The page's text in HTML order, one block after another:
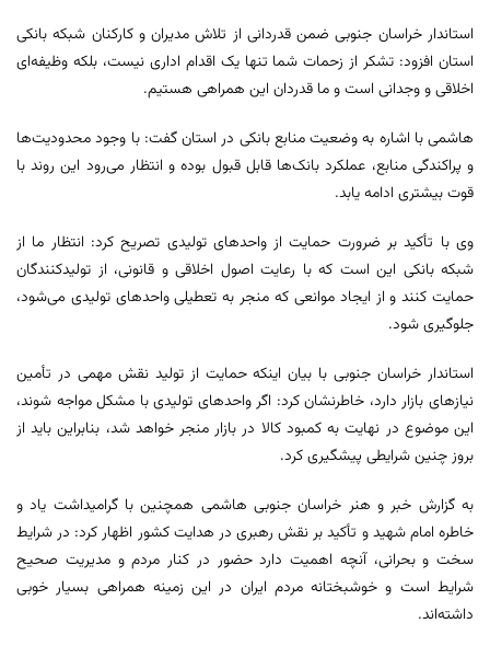
استاندار خراسان جنوبی ضمن قدردانی از تلاش مدیران و کارکنان شبکه بانکی
استان افزود: تشکر از زحمات شما تنها یک اقدام اداری نیست، بلکه وظیفه‌ای
اخلاقی و وجدانی است و ما قدردان این همراهی هستیم.
هاشمی با اشاره به وضعیت منابع بانکی در استان گفت: با وجود محدودیت‌ها
و پراکندگی منابع، عملکرد بانک‌ها قابل قبول بوده و انتظار می‌رود این روند با
قوت بیشتری ادامه یابد.
وی با تأکید بر ضرورت حمایت از واحدهای تولیدی تصریح کرد: انتظار ما از
شبکه بانکی این است که با رعایت اصول اخلاقی و قانونی، از تولیدکنندگان
حمایت کنند و از ایجاد موانعی که منجر به تعطیلی واحدهای تولیدی می‌شود،
جلوگیری شود.
استاندار خراسان جنوبی با بیان اینکه حمایت از تولید نقش مهمی در تأمین
نیازهای بازار دارد، خاطرنشان کرد: اگر واحدهای تولیدی با مشکل مواجه شوند،
این موضوع در نهایت به کمبود کالا در بازار منجر خواهد شد، بنابراین باید از
بروز چنین شرایطی پیشگیری کرد.
به گزارش خبر و هنر خراسان جنوبی هاشمی همچنین با گرامیداشت یاد و
خاطره امام شهید و تأکید بر نقش رهبری در هدایت کشور اظهار کرد: در شرایط
سخت و بحرانی، آنچه اهمیت دارد حضور در کنار مردم و مدیریت صحیح
شرایط است و خوشبختانه مردم ایران در این زمینه همراهی بسیار خوبی
داشته‌اند.